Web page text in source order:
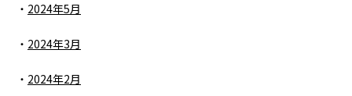
2024年5月
2024年3月
2024年2月